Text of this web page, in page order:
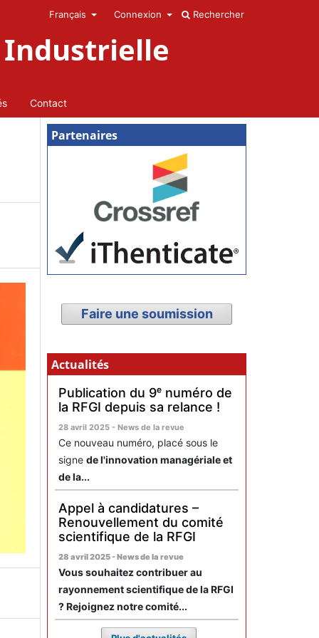
Industrielle
Contact
Rechercher
Français Connexion
Partenaires
Faire une soumission
Actualités
Publication du 9ᵉ numéro de
la RFGI depuis sa relance !
28 avril 2025 - News de la revue
Ce nouveau numéro, placé sous le
signe de l'innovation managériale et
de la...
Appel à candidatures –
Renouvellement du comité
scientifique de la RFGI
28 avril 2025 - News de la revue
Vous souhaitez contribuer au
rayonnement scientifique de la RFGI
? Rejoignez notre comité...